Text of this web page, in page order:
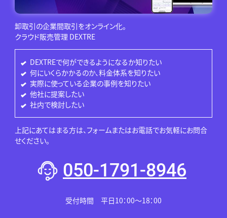
卸取引の企業間取引をオンライン化。
クラウド販売管理 DEXTRE
DEXTREで何ができるようになるか知りたい
何にいくらかかるのか、料金体系を知りたい
実際に使っている企業の事例を知りたい
他社に提案したい
社内で検討したい
上記にあてはまる方は、フォームまたはお電話でお気軽にお問合
せください。
050-1791-8946
受付時間 平日10：00～18：00